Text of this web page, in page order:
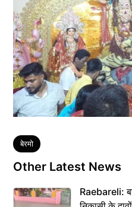
Tags
बेरमो
Other Latest News
Raebareli: